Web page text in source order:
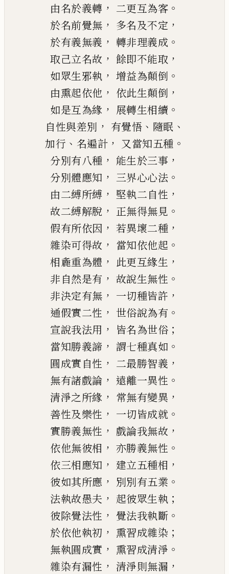
由名於義轉 ， 二更互為客 。
於名前覺無 ， 多名及不定 ，
於有義無義 ， 轉非理義成 。
取己立名故 ， 餘即不能取 ，
如眾生邪執 ， 增益為顛倒 。
由熏起依他 ， 依此生顛倒 ，
如是互為緣 ， 展轉生相續 。
自性與差別 ， 有覺悟 、 隨眠 、
加行 、 名遍計 ， 又當知五種 。
分別有八種 ， 能生於三事 ，
分別體應知 ， 三界心心法 。
由二縛所縛 ， 堅執二自性 ，
故二縛解脫 ， 正無得無見 。
假有所依因 ， 若異壞二種 ，
雜染可得故 ， 當知依他起 。
相麁重為體 ， 此更互緣生 ，
非自然是有 ， 故說生無性 。
非決定有無 ， 一切種皆許 ，
通假實二性 ， 世俗說為有 。
宣說我法用 ， 皆名為世俗 ；
當知勝義諦 ， 謂七種真如 。
圓成實自性 ， 二最勝智義 ，
無有諸戲論 ， 遠離一異性 。
清淨之所緣 ， 常無有變異 ，
善性及樂性 ， 一切皆成就 。
實勝義無性 ， 戲論我無故 ，
依他無彼相 ， 亦勝義無性 。
依三相應知 ， 建立五種相 ，
彼如其所應 ， 別別有五業 。
法執故愚夫 ， 起彼眾生執 ；
彼除覺法性 ， 覺法我執斷 。
於依他執初 ， 熏習成雜染 ；
無執圓成實 ， 熏習成清淨 。
雜染有漏性 ， 清淨則無漏 ，